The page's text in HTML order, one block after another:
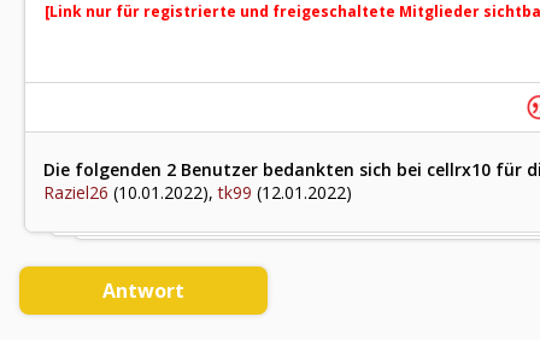
[Link nur für registrierte und freigeschaltete Mitglieder
Die folgenden 2 Benutzer bedankten sich bei cellrx10 für
Raziel26 (10.01.2022),tk99 (12.01.2022)
Antwort